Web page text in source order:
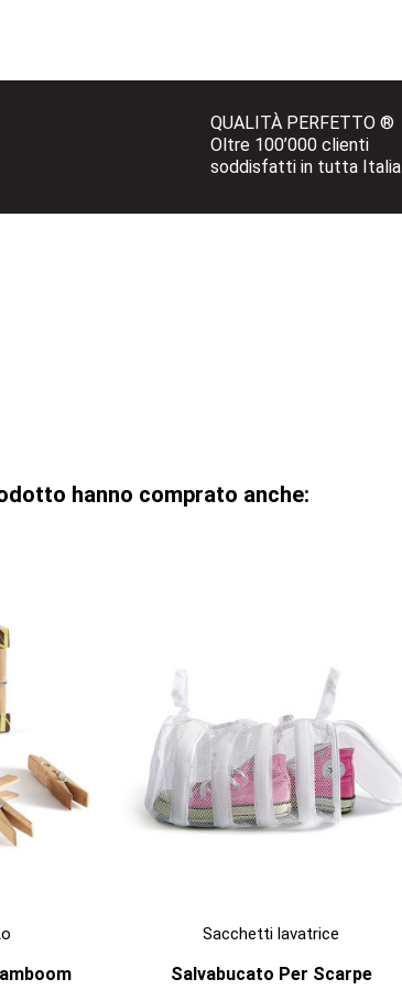
QUALITÀ PERFETTO ®
Oltre 100’000 clienti
soddisfatti in tutta Italia
hanno comprato anche:
Sacchetti lavatrice
Salvabucato Per Scarpe
ANTEPRIMA